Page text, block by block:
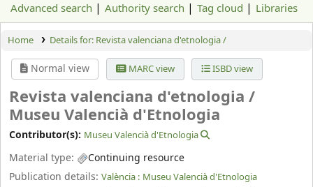
Advanced search Authority search Tag cloud Libraries
Home Details for: Revista valenciana d'etnologia /
Normal view MARC view ISBD view
Revista valenciana d'etnologia /
Museu Valencià d'Etnologia
Contributor(s): Museu Valencià d'Etnologia
Material type:
Continuing resource
Publication details: València : Museu Valencià d'Etnologia